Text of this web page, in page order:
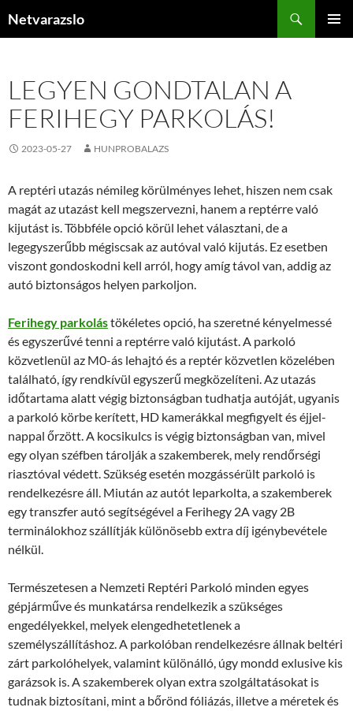
Netvarazslo
LEGYEN GONDTALAN A
FERIHEGY PARKOLÁS!
2023-05-27 HUNPROBALAZS
A reptéri utazás némileg körülményes lehet, hiszen nem csak
magát az utazást kell megszervezni, hanem a reptérre való
kijutást is. Többféle opció körül lehet választani, de a
legegyszerűbb mégiscsak az autóval való kijutás. Ez esetben
viszont gondoskodni kell arról, hogy amíg távol van, addig az
autó biztonságos helyen parkoljon.
Ferihegy parkolástökéletes opció, ha szeretné kényelmessé
és egyszerűvé tenni a reptérre való kijutást. A parkoló
közvetlenül az M0-ás lehajtó és a reptér közvetlen közelében
található, így rendkívül egyszerű megközelíteni. Az utazás
időtartama alatt végig biztonságban tudhatja autóját, ugyanis
a parkoló körbe kerített, HD kamerákkal megfigyelt és éjjel-
nappal őrzött. A kocsikulcs is végig biztonságban van, mivel
egy olyan széfben tárolják a szakemberek, mely rendőrségi
riasztóval védett. Szükség esetén mozgássérült parkoló is
rendelkezésre áll. Miután az autót leparkolta, a szakemberek
egy transzfer autó segítségével a Ferihegy 2A vagy 2B
terminálokhoz szállítják különösebb extra díj igénybevétele
nélkül.
Természetesen a Nemzeti Reptéri Parkoló minden egyes
gépjárműve és munkatársa rendelkezik a szükséges
engedélyekkel, melyek elengedhetetlenek a
személyszállításhoz. A parkolóban rendelkezésre állnak beltéri
zárt parkolóhelyek, valamint különálló, úgy mondd exlusive kis
garázsok is. A szakemberek olyan extra szolgáltatásokat is
tudnak biztosítani, mint a bőrönd fóliázás, illetve a méretek és